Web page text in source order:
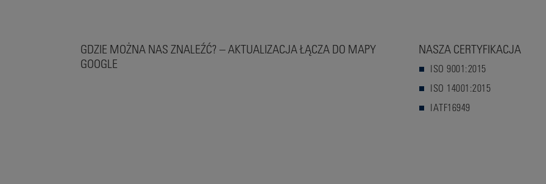
GDZIE MOŻNA NAS ZNALEŹĆ? – AKTUALIZACJA ŁĄCZA DO MAPY
GOOGLE
NASZA CERTYFIKACJA
ISO 9001:2015
ISO 14001:2015
IATF16949